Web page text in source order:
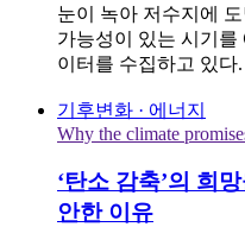
눈이 녹아 저수지에
가능성이 있는 시기를
이터를 수집하고 있다.
기후변화 · 에너지
Why the climate
‘탄소 감축’의 희
안한 이유